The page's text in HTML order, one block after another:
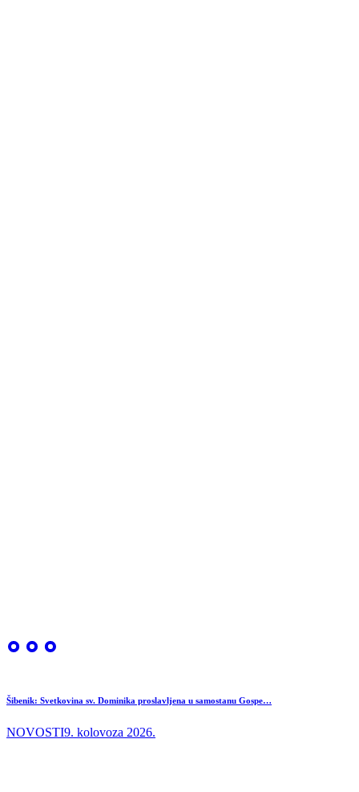
Šibenik: Svetkovina sv. Dominika proslavljena u samostanu Gospe…
NOVOSTI9. kolovoza 2026.